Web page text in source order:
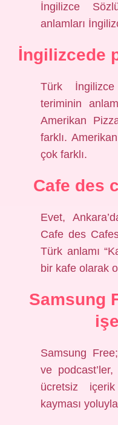
İngilizce
anlamları
İngilizcede
Türk İngilizce
teriminin
Amerikan
farklı.
çok farklı.
Cafe des
Evet,
Cafe des
Türk anlamı
bir kafe olarak
Samsung
Samsung
ve
ücretsiz içerik
kayması yoluyla